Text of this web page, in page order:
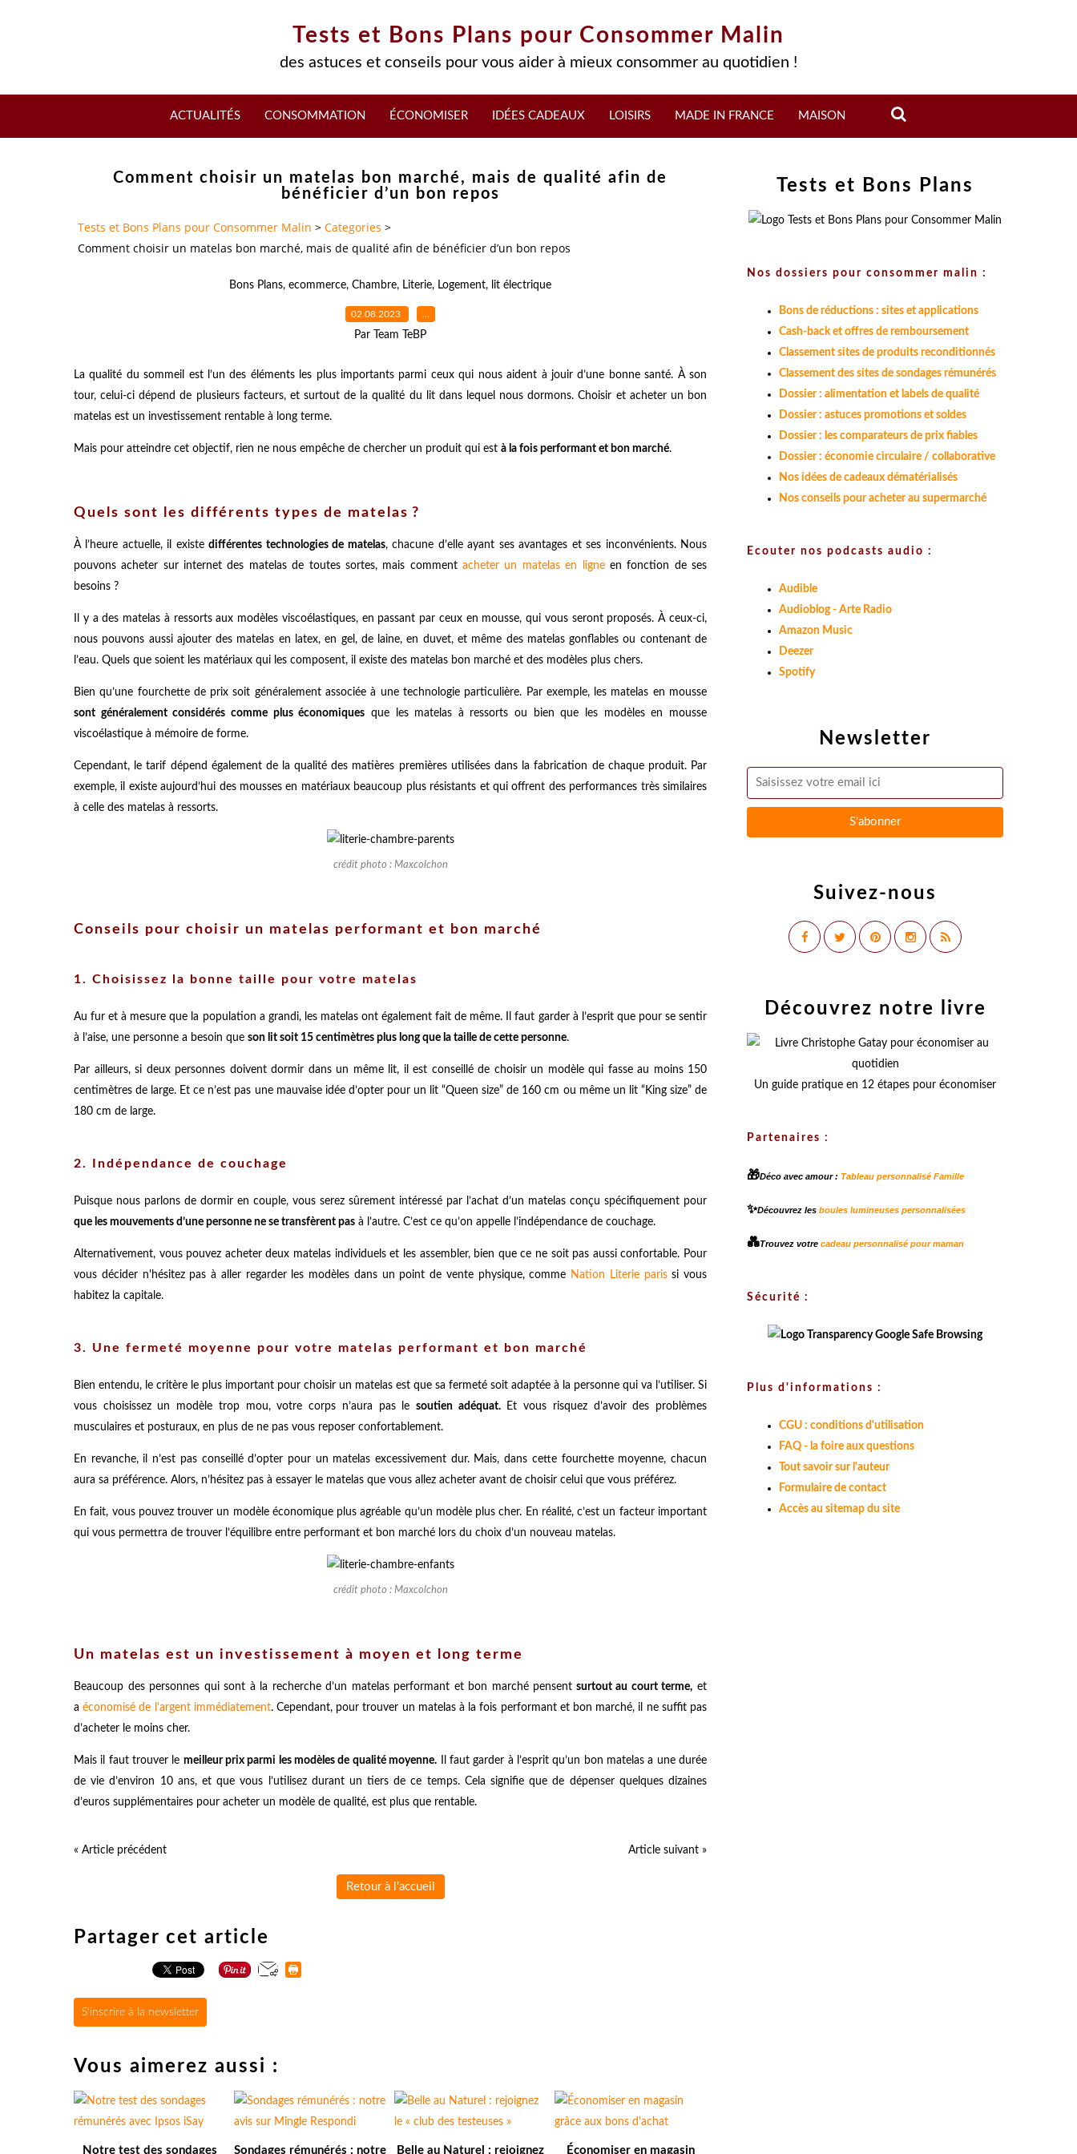
Tests et Bons Plans pour Consommer Malin
des astuces et conseils pour vous aider à mieux consommer au quotidien !
ACTUALITÉS CONSOMMATION ÉCONOMISER IDÉES CADEAUX LOISIRS MADE IN FRANCE MAISON
Comment choisir un matelas bon marché, mais de qualité afin de
bénéficier d’un bon repos
Tests et Bons Plans pour Consommer Malin > Categories >
Comment choisir un matelas bon marché, mais de qualité afin de bénéficier d’un bon repos
Bons Plans, ecommerce, Chambre, Literie, Logement, lit électrique
02.08.2023 …
Par Team TeBP
La qualité du sommeil est l’un des éléments les plus importants parmi ceux qui nous aident à jouir d’une bonne santé. À son
tour, celui-ci dépend de plusieurs facteurs, et surtout de la qualité du lit dans lequel nous dormons. Choisir et acheter un bon
matelas est un investissement rentable à long terme.
Mais pour atteindre cet objectif, rien ne nous empêche de chercher un produit qui est à la fois performant et bon marché.
Quels sont les différents types de matelas ?
À l’heure actuelle, il existedifférentes technologies de matelas, chacune d’elle ayant ses avantages et ses inconvénients. Nous
pouvons acheter sur internet des matelas de toutes sortes, mais commentacheter un matelas en ligneen fonction de ses
besoins ?
Il y a des matelas à ressorts aux modèles viscoélastiques, en passant par ceux en mousse, qui vous seront proposés. À ceux-ci,
nous pouvons aussi ajouter des matelas en latex, en gel, de laine, en duvet, et même des matelas gonflables ou contenant de
l’eau. Quels que soient les matériaux qui les composent, il existe des matelas bon marché et des modèles plus chers.
Bien qu’une fourchette de prix soit généralement associée à une technologie particulière. Par exemple, les matelas en mousse
sont généralement considérés comme plus économiques que les matelas à ressorts ou bien que les modèles en mousse
viscoélastique à mémoire de forme.
Cependant, le tarif dépend également de la qualité des matières premières utilisées dans la fabrication de chaque produit. Par
exemple, il existe aujourd’hui des mousses en matériaux beaucoup plus résistants et qui offrent des performances très similaires
à celle des matelas à ressorts.
crédit photo : Maxcolchon
Conseils pour choisir un matelas performant et bon marché
1. Choisissez la bonne taille pour votre matelas
Au fur et à mesure que la population a grandi, les matelas ont également fait de même. Il faut garder à l’esprit que pour se sentir
à l’aise, une personne a besoin que son lit soit 15 centimètres plus long que la taille de cette personne.
Par ailleurs, si deux personnes doivent dormir dans un même lit, il est conseillé de choisir un modèle qui fasse au moins 150
centimètres de large. Et ce n’est pas une mauvaise idée d’opter pour un lit “Queen size” de 160 cm ou même un lit “King size” de
180 cm de large.
2. Indépendance de couchage
Puisque nous parlons de dormir en couple, vous serez sûrement intéressé par l’achat d’un matelas conçu spécifiquement pour
que les mouvements d’une personne ne se transfèrent pas à l’autre. C’est ce qu’on appelle l’indépendance de couchage.
Alternativement, vous pouvez acheter deux matelas individuels et les assembler, bien que ce ne soit pas aussi confortable. Pour
vous décider n'hésitez pas à aller regarder les modèles dans un point de vente physique, comme Nation Literie parissi vous
habitez la capitale.
3. Une fermeté moyenne pour votre matelas performant et bon marché
Bien entendu, le critère le plus important pour choisir un matelas est que sa fermeté soit adaptée à la personne qui va l’utiliser. Si
vous choisissez un modèle trop mou, votre corps n’aura pas le soutien adéquat.Et vous risquez d’avoir des problèmes
musculaires et posturaux, en plus de ne pas vous reposer confortablement.
En revanche, il n’est pas conseillé d’opter pour un matelas excessivement dur. Mais, dans cette fourchette moyenne, chacun
aura sa préférence. Alors, n’hésitez pas à essayer le matelas que vous allez acheter avant de choisir celui que vous préférez.
En fait, vous pouvez trouver un modèle économique plus agréable qu’un modèle plus cher. En réalité, c’est un facteur important
qui vous permettra de trouver l’équilibre entre performant et bon marché lors du choix d’un nouveau matelas.
crédit photo : Maxcolchon
Un matelas est un investissement à moyen et long terme
Beaucoup des personnes qui sont à la recherche d’un matelas performant et bon marché pensent surtout au court terme, et
aéconomisé de l’argent immédiatement. Cependant, pour trouver un matelas à la fois performant et bon marché, il ne suffit pas
d’acheter le moins cher.
Mais il faut trouver le meilleur prix parmi les modèles de qualité moyenne. Il faut garder à l’esprit qu’un bon matelas a une durée
de vie d’environ 10 ans, et que vous l’utilisez durant un tiers de ce temps. Cela signifie que de dépenser quelques dizaines
d’euros supplémentaires pour acheter un modèle de qualité, est plus que rentable.
« Article précédent Article suivant »
Retour à l'accueil
Partager cet article
S'inscrire à la newsletter
Vous aimerez aussi :
Notre test des sondages Sondages rémunérés : notre Belle au Naturel : rejoignez Économiser en magasin
Newsletter
Suivez-nous
Tests et Bons Plans
Nos dossiers pour consommer malin :
Bons de réductions : sites et applications
Cash-back et offres de remboursement
Classement sites de produits reconditionnés
Classement des sites de sondages rémunérés
Dossier : alimentation et labels de qualité
Dossier : astuces promotions et soldes
Dossier : les comparateurs de prix fiables
Dossier : économie circulaire / collaborative
Nos idées de cadeaux dématérialisés
Nos conseils pour acheter au supermarché
Ecouter nos podcasts audio :
Audible
Audioblog - Arte Radio
Amazon Music
Deezer
Spotify
Découvrez notre livre
Un guide pratique en 12 étapes pour économiser
Partenaires :
🎁Déco avec amour : Tableau personnalisé Famille
✨Découvrez les boules lumineuses personnalisées
💑Trouvez votre cadeau personnalisé pour maman
Sécurité :
Plus d'informations :
CGU : conditions d'utilisation
FAQ - la foire aux questions
Tout savoir sur l'auteur
Formulaire de contact
Accès au sitemap du site